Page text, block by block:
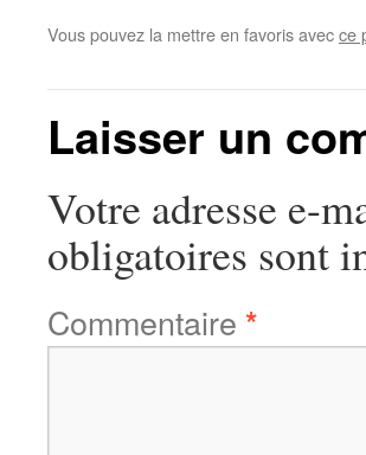
Vous pouvez la mettre en favoris avecce
Laisser un
Votre adresse e-
obligatoires sont
Commentaire *